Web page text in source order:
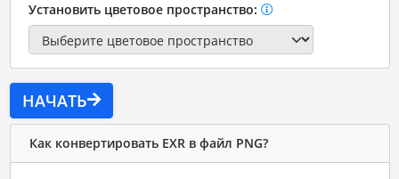
Установить цветовое пространство:
НАЧАТЬ
Как конвертировать EXR в файл PNG?